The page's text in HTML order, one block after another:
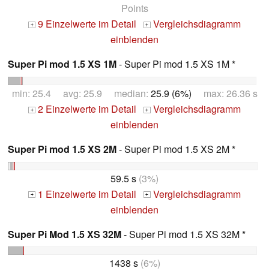
Points
+ 9 Einzelwerte im Detail + Vergleichsdiagramm
einblenden
Super Pi mod 1.5 XS 1M- Super Pi mod 1.5 XS 1M *
min: 25.4 avg: 25.9 median: 25.9 (6%) max: 26.36 s
+ 2 Einzelwerte im Detail + Vergleichsdiagramm
einblenden
Super Pi mod 1.5 XS 2M- Super Pi mod 1.5 XS 2M *
59.5 s (3%)
+ 1 Einzelwerte im Detail + Vergleichsdiagramm
einblenden
Super Pi Mod 1.5 XS 32M- Super Pi mod 1.5 XS 32M *
1438 s(6%)